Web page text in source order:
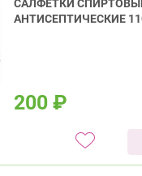
САЛФЕТКИ
АНТИСЕПТИЧЕСКИЕ
200 ₽